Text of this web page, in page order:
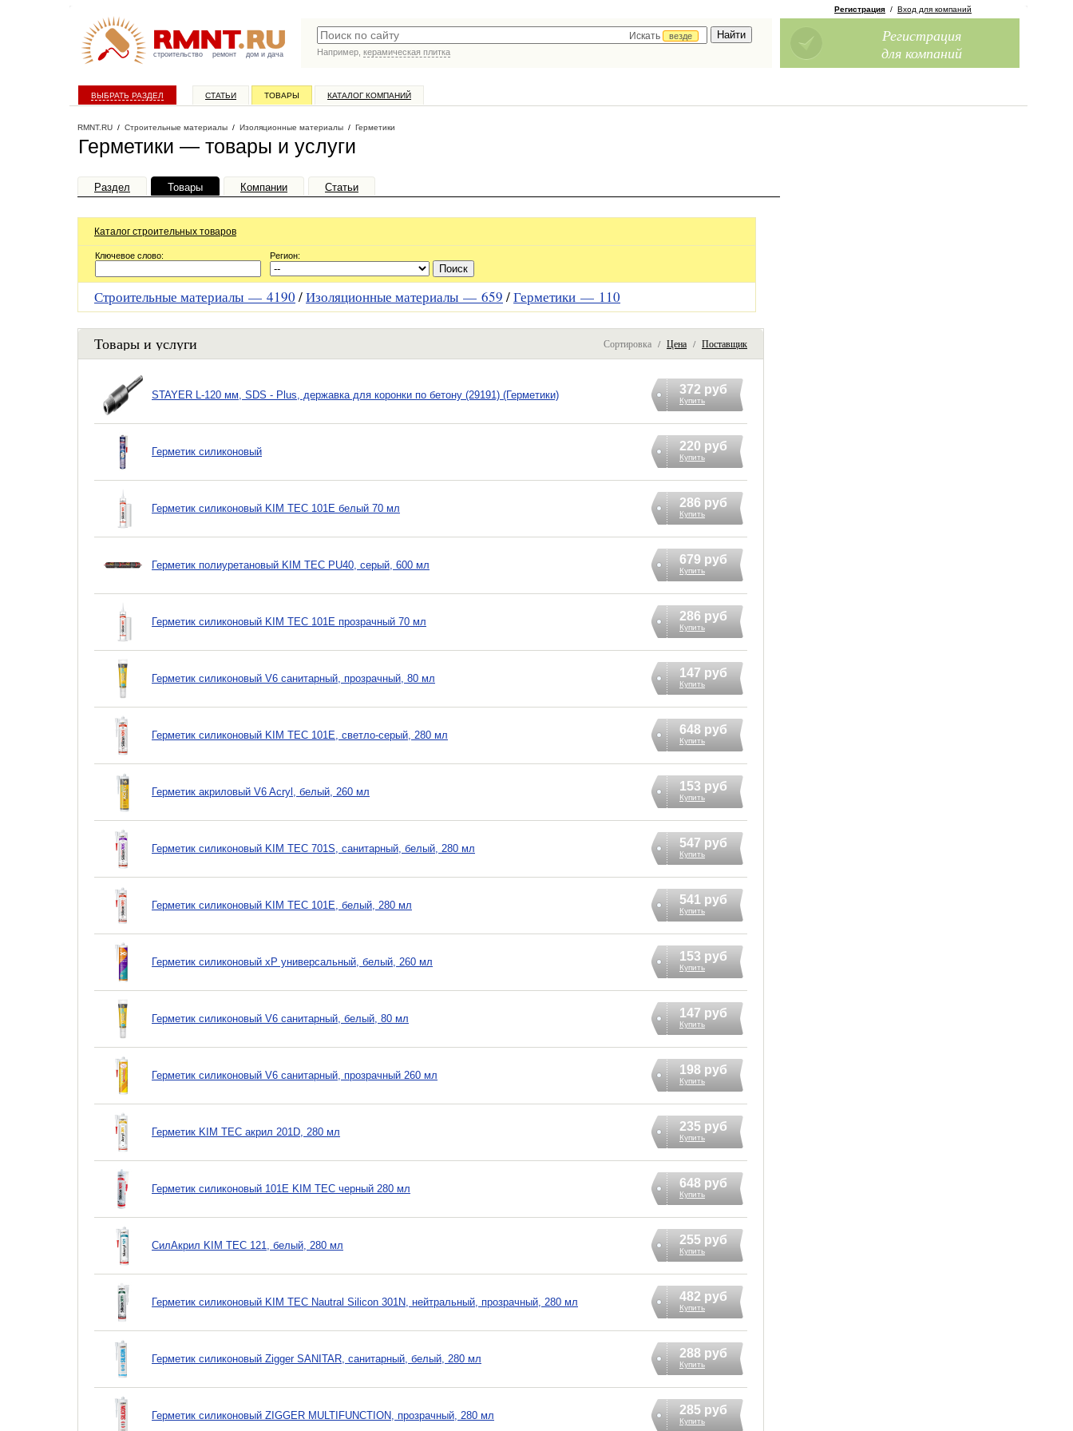
строительство ремонт дом и дача
Искать
везде
Например, керамическая плитка
Регистрация / Вход для компаний
Регистрация
для компаний
ВЫБРАТЬ РАЗДЕЛ СТАТЬИ ТОВАРЫ КАТАЛОГ КОМПАНИЙ
RMNT.RU / Строительные материалы / Изоляционные материалы / Герметики
Герметики — товары и услуги
Раздел Товары Компании Статьи
Каталог строительных товаров
Ключевое слово: Регион:
Строительные материалы — 4190 /Изоляционные материалы — 659 /Герметики — 110
Товары и услуги Сортировка / Цена / Поставщик
STAYER L-120 мм, SDS - Plus, державка для коронки по бетону (29191) (Герметики) 372 руб
Купить
Герметик силиконовый 220 руб
Купить
Герметик силиконовый KIM TEC 101Е белый 70 мл 286 руб
Купить
Герметик полиуретановый KIM TEC PU40, серый, 600 мл 679 руб
Купить
Герметик силиконовый KIM TEC 101Е прозрачный 70 мл 286 руб
Купить
Герметик силиконовый V6 санитарный, прозрачный, 80 мл 147 руб
Купить
Герметик силиконовый KIM TEC 101Е, светло-серый, 280 мл 648 руб
Купить
Герметик акриловый V6 Acryl, белый, 260 мл 153 руб
Купить
Герметик силиконовый KIM TEC 701S, санитарный, белый, 280 мл 547 руб
Купить
Герметик силиконовый KIM TEC 101Е, белый, 280 мл 541 руб
Купить
Герметик силиконовый xP универсальный, белый, 260 мл 153 руб
Купить
Герметик силиконовый V6 санитарный, белый, 80 мл 147 руб
Купить
Герметик силиконовый V6 санитарный, прозрачный 260 мл 198 руб
Купить
Герметик KIM TEC акрил 201D, 280 мл 235 руб
Купить
Герметик силиконовый 101Е KIM TEC черный 280 мл 648 руб
Купить
СилАкрил KIM TEC 121, белый, 280 мл 255 руб
Купить
Герметик силиконовый KIM TEC Nautral Silicon 301N, нейтральный, прозрачный, 280 мл 482 руб
Купить
Герметик силиконовый Zigger SANITAR, санитарный, белый, 280 мл 288 руб
Купить
Герметик силиконовый ZIGGER MULTIFUNCTION, прозрачный, 280 мл 285 руб
Купить